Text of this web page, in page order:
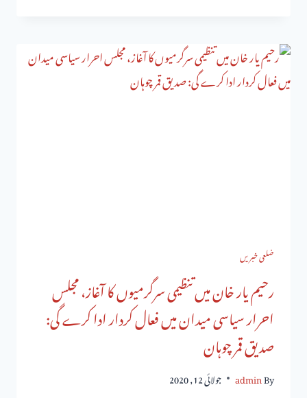
ضلعی خبریں
رحیم یار خان میں تنظیمی سرگرمیوں کا آغاز، مجلس
احرار سیاسی میدان میں فعال کردار ادا کرے گی:
صدیق قمر چوہان
By
admin جولائی 12, 2020